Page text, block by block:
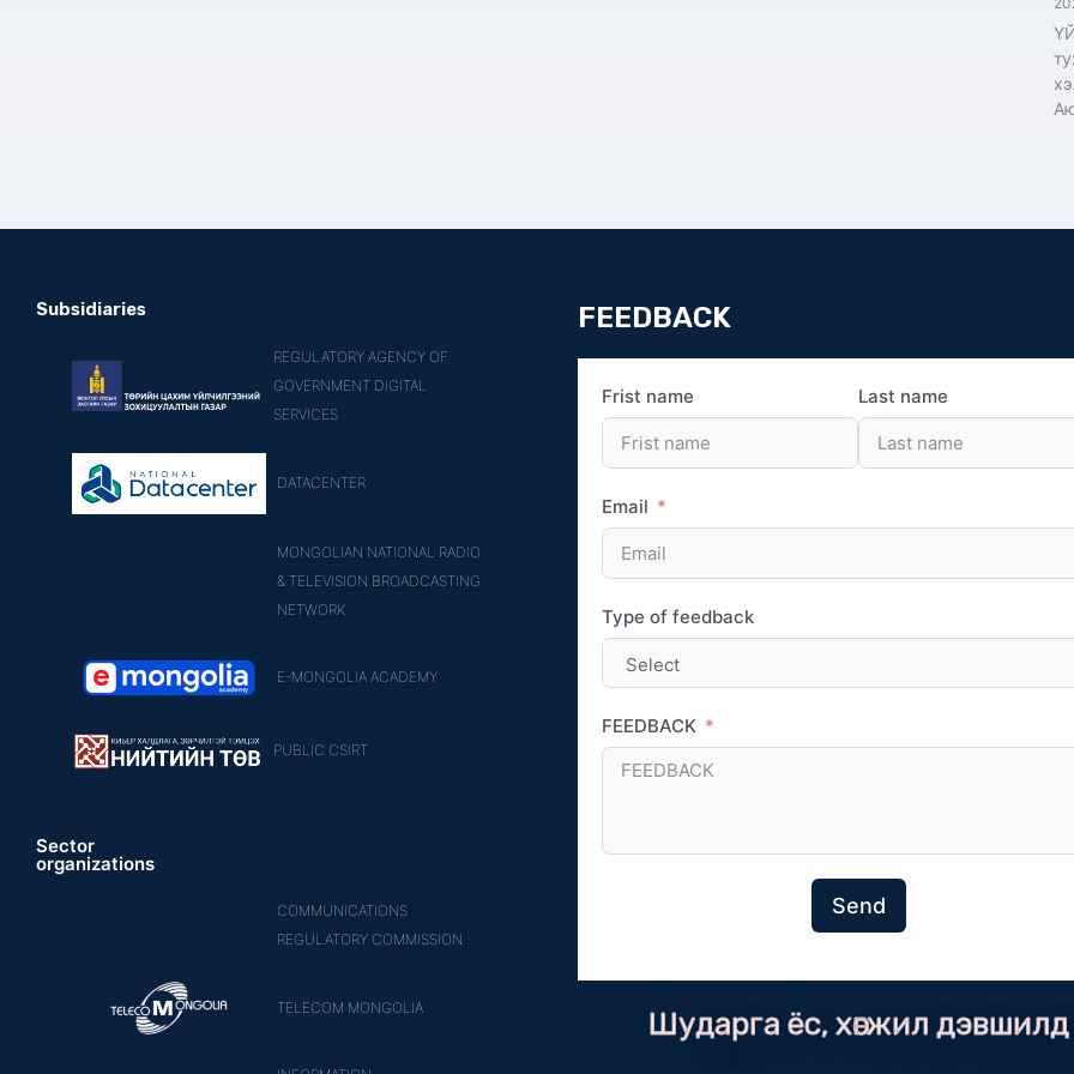
Subsidiaries
REGULATORY AGENCY OF
GOVERNMENT DIGITAL
SERVICES
DATACENTER
MONGOLIAN NATIONAL RADIO
& TELEVISION BROADCASTING
NETWORK
E-MONGOLIA ACADEMY
PUBLIC CSIRT
Sector
organizations
COMMUNICATIONS
REGULATORY COMMISSION
TELECOM MONGOLIA
FEEDBACK
Frist name Last name
Email
Type of feedback
FEEDBACK
Send
Шударга ёс, хөгжил дэвшилд